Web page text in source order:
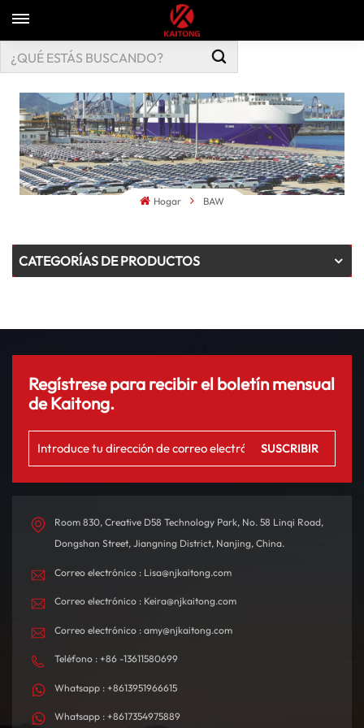
Hogar BAW
CATEGORÍAS DE PRODUCTOS
Regístrese para recibir el boletín mensual
de Kaitong.
Room 830, Creative D58 Technology Park, No. 58 Linqi Road,
Dongshan Street, Jiangning District, Nanjing, China.
Correo electrónico : Lisa@njkaitong.com
Correo electrónico : Keira@njkaitong.com
Correo electrónico : amy@njkaitong.com
Teléfono : +86 -13611580699
Whatsapp : +8613951966615
Whatsapp : +8617354975889